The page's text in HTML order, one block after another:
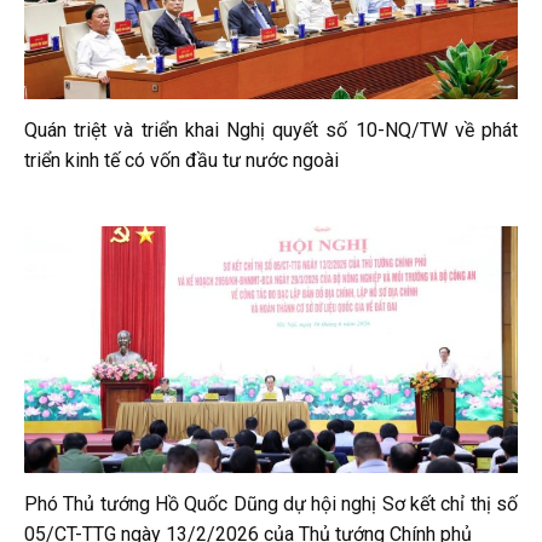
Quán triệt và triển khai Nghị quyết số 10-NQ/TW về phát
triển kinh tế có vốn đầu tư nước ngoài
Phó Thủ tướng Hồ Quốc Dũng dự hội nghị Sơ kết chỉ thị số
05/CT-TTG ngày 13/2/2026 của Thủ tướng Chính phủ